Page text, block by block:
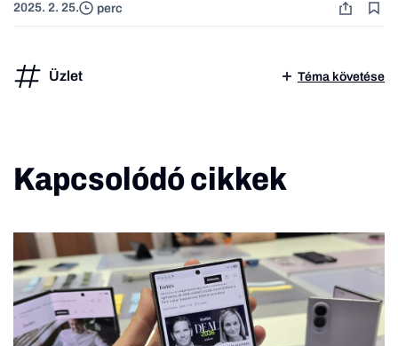
2025. 2. 25. perc
Üzlet Téma követése
Kapcsolódó cikkek